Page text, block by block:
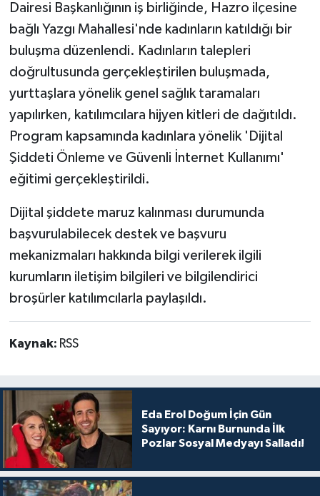
Dairesi Başkanlığının iş birliğinde, Hazro ilçesine
bağlı Yazgı Mahallesi'nde kadınların katıldığı bir
buluşma düzenlendi. Kadınların talepleri
doğrultusunda gerçekleştirilen buluşmada,
yurttaşlara yönelik genel sağlık taramaları
yapılırken, katılımcılara hijyen kitleri de dağıtıldı.
Program kapsamında kadınlara yönelik 'Dijital
Şiddeti Önleme ve Güvenli İnternet Kullanımı'
eğitimi gerçekleştirildi.
Dijital şiddete maruz kalınması durumunda
başvurulabilecek destek ve başvuru
mekanizmaları hakkında bilgi verilerek ilgili
kurumların iletişim bilgileri ve bilgilendirici
broşürler katılımcılarla paylaşıldı.
Kaynak: RSS
Eda Erol Doğum İçin Gün
Sayıyor: Karnı Burnunda İlk
Pozlar Sosyal Medyayı Salladı!